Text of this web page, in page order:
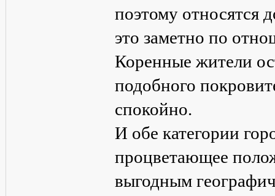
поэтому относятся
это заметно по
Коренные жители
подобного
спокойно.
И обе категории
процветающее
выгодным